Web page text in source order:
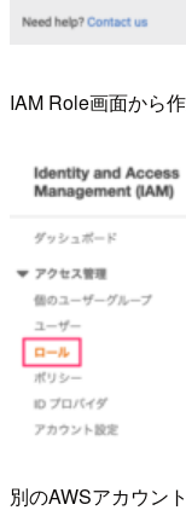
IAM Role画面から
別のAWSアカウン